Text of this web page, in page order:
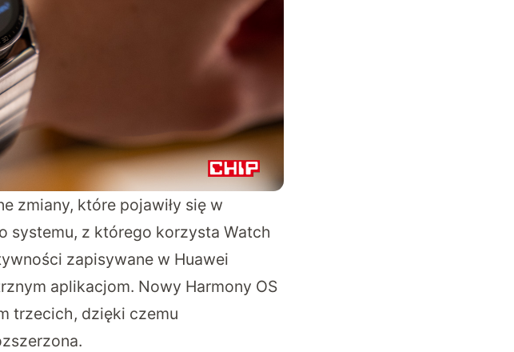
zmiany, które pojawiły się w
systemu, z którego korzysta Watch
zapisywane w Huawei
aplikacjom. Nowy Harmony OS
trzecich, dzięki czemu